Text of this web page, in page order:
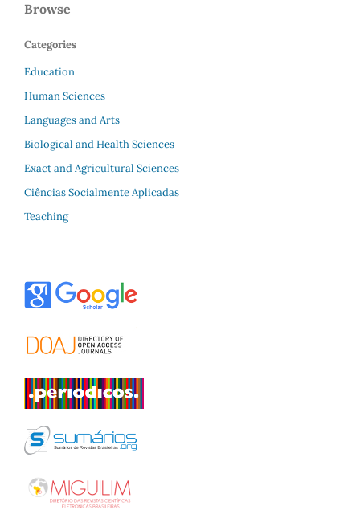
Browse
Categories
Education
Human Sciences
Languages and Arts
Biological and Health Sciences
Exact and Agricultural Sciences
Ciências Socialmente Aplicadas
Teaching